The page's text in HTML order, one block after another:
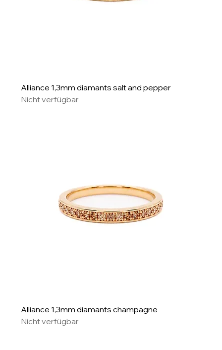
Alliance 1,3mm diamants salt and pepper
Nicht verfügbar
Alliance 1,3mm diamants champagne
Nicht verfügbar